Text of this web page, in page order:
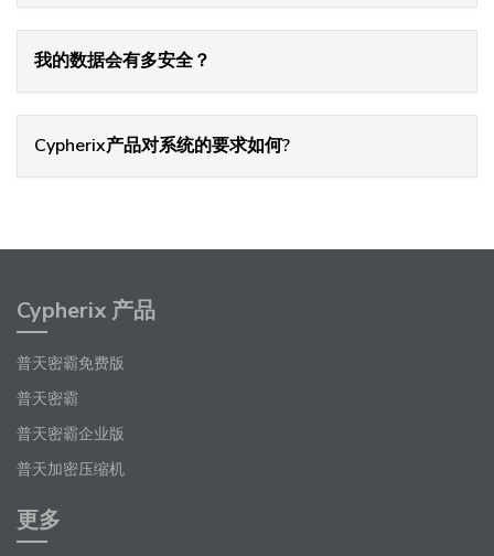
我的数据会有多安全？
Cypherix产品对系统的要求如何?
Cypherix 产品
普天密霸免费版
普天密霸
普天密霸企业版
普天加密压缩机
更多